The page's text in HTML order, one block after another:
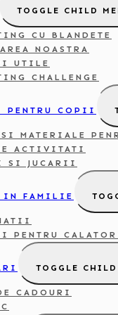
TOGGLE CHILD
CU BLANDETE
NOASTRA
UTILE
CHALLENGE
PENTRU COPII
MATERIALE
ACTIVITATI
SI JUCARII
IN FAMILIE
PENTRU
TOGGLE CHILD
CADOURI